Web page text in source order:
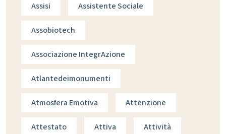
Assisi Assistente Sociale
Assobiotech
Associazione IntegrAzione
Atlantedeimonumenti
Atmosfera Emotiva Attenzione
Attestato Attiva Attività